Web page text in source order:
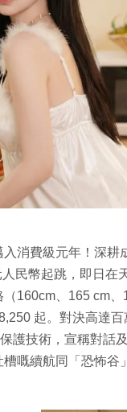
消費級元年！深耕
人民幣起跳，即日
160cm、165 cm
起。對決高達
護技術，宣稱對話
槽嘅續航同「恐怖